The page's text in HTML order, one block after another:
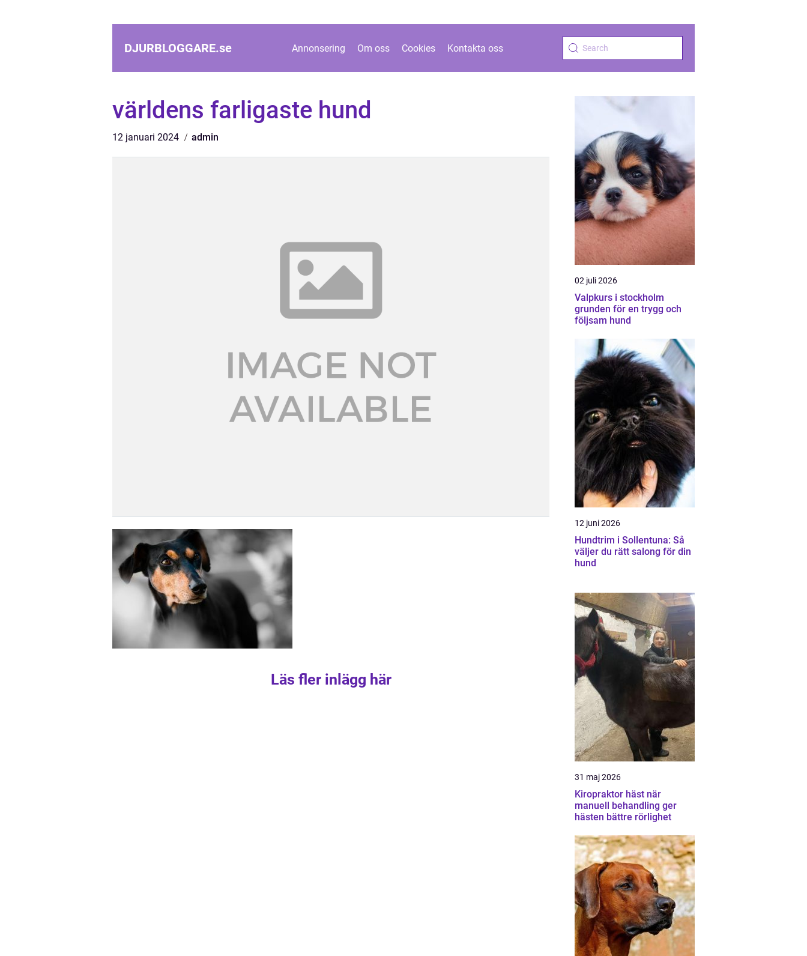
DJURBLOGGARE.se Annonsering Om oss Cookies Kontakta oss
världens farligaste hund
12 januari 2024 admin
Läs fler inlägg här
02 juli 2026
Valpkurs i stockholm
grunden för en trygg och
följsam hund
12 juni 2026
Hundtrim i Sollentuna: Så
väljer du rätt salong för din
hund
31 maj 2026
Kiropraktor häst när
manuell behandling ger
hästen bättre rörlighet